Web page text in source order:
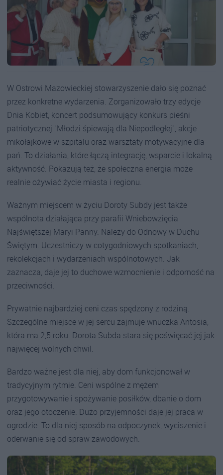
W Ostrowi Mazowieckiej stowarzyszenie dało się poznać
przez konkretne wydarzenia. Zorganizowało trzy edycje
Dnia Kobiet, koncert podsumowujący konkurs pieśni
patriotycznej "Młodzi śpiewają dla Niepodległej", akcje
mikołajkowe w szpitalu oraz warsztaty motywacyjne dla
pań. To działania, które łączą integrację, wsparcie i lokalną
aktywność. Pokazują też, że społeczna energia może
realnie ożywiać życie miasta i regionu.
Ważnym miejscem w życiu Doroty Subdy jest także
wspólnota działająca przy parafii Wniebowzięcia
Najświętszej Maryi Panny. Należy do Odnowy w Duchu
Świętym. Uczestniczy w cotygodniowych spotkaniach,
rekolekcjach i wydarzeniach wspólnotowych. Jak
zaznacza, daje jej to duchowe wzmocnienie i odporność na
przeciwności.
Prywatnie najbardziej ceni czas spędzony z rodziną.
Szczególne miejsce w jej sercu zajmuje wnuczka Antosia,
która ma 2,5 roku. Dorota Subda stara się poświęcać jej jak
najwięcej wolnych chwil.
Bardzo ważne jest dla niej, aby dom funkcjonował w
tradycyjnym rytmie. Ceni wspólne z mężem
przygotowywanie i spożywanie posiłków, dbanie o dom
oraz jego otoczenie. Dużo przyjemności daje jej praca w
ogrodzie. To dla niej sposób na odpoczynek, wyciszenie i
oderwanie się od spraw zawodowych.